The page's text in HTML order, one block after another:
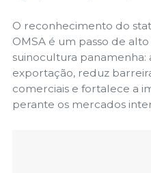
O reconhecimento do
OMSA é um passo de
suinocultura
exportação, reduz
comerciais e fortalece a
perante os mercados